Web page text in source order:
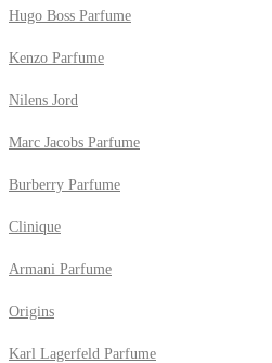
Hugo Boss Parfume
Kenzo Parfume
Nilens Jord
Marc Jacobs Parfume
Burberry Parfume
Clinique
Armani Parfume
Origins
Karl Lagerfeld Parfume